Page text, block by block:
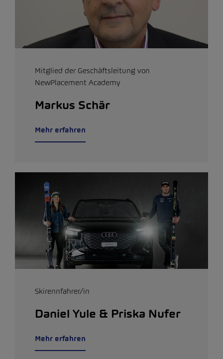
Mitglied der Geschäftsleitung von
NewPlacement Academy
Markus Schär
Mehr erfahren
Skirennfahrer/in
Daniel Yule & Priska Nufer
Mehr erfahren